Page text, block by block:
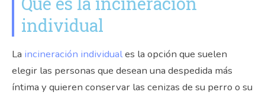
individual
La incineración individuales la opción que suelen
elegir las personas que desean una despedida más
íntima y quieren conservar las cenizas de su perro o su